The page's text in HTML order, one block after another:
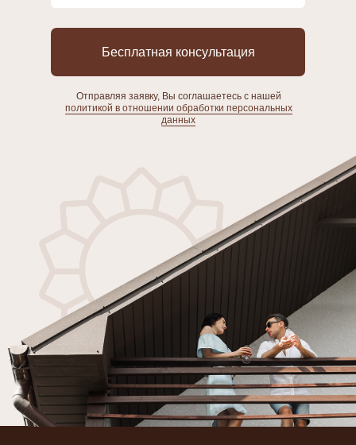
Бесплатная консультация
Отправляя заявку, Вы соглашаетесь с нашей
политикой в отношении обработки персональных
данных